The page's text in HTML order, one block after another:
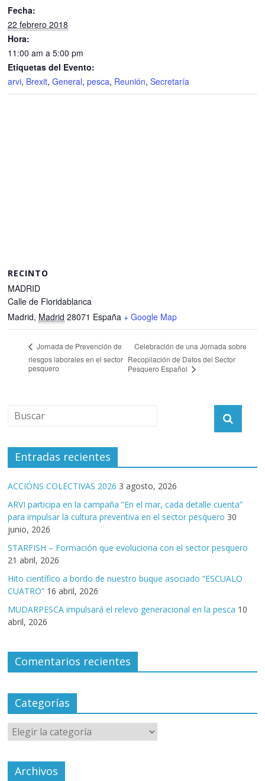
Fecha:
22 febrero 2018
Hora:
11:00 am a 5:00 pm
Etiquetas del Evento:
arvi, Brexit,General,pesca, Reunión,Secretaría
RECINTO
MADRID
Calle de Floridablanca
Madrid, Madrid 28071 España + Google Map
Jornada de Prevención de
riesgos laborales en el sector
pesquero
Celebración de una Jornada sobre
Recopilación de Datos del Sector
Pesquero Español
Entradas recientes
ACCIÓNS COLECTIVAS 2026 3 agosto, 2026
ARVI participa en la campaña “En el mar, cada detalle cuenta”
para impulsar la cultura preventiva en el sector pesquero 30
junio, 2026
STARFISH – Formación que evoluciona con el sector pesquero
21 abril, 2026
Hito científico a bordo de nuestro buque asociado “ESCUALO
CUATRO” 16 abril, 2026
MUDARPESCA impulsará el relevo generacional en la pesca 10
abril, 2026
Comentarios recientes
Categorías
Archivos